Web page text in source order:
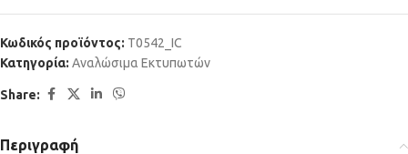
Κωδικός προϊόντος: T0542_IC
Κατηγορία: Αναλώσιμα Εκτυπωτών
Share:
Περιγραφή